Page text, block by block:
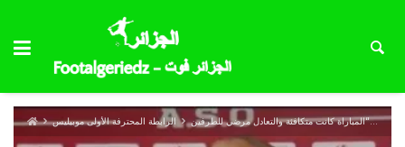
الرابطة المحترفة الأولى موبيليس